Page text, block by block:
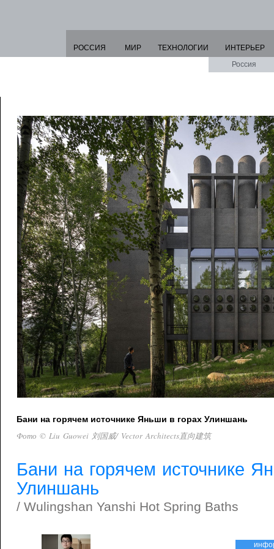
РОССИЯ МИР ТЕХНОЛОГИИ
ИНТЕРЬЕР
Россия
Бани на горячем источнике Яньши в горах Улиншань
Фото © Liu Guowei 刘国威/ Vector Architects直向建筑
Бани на горячем источнике
Улиншань
/ Wulingshan Yanshi Hot Spring Baths